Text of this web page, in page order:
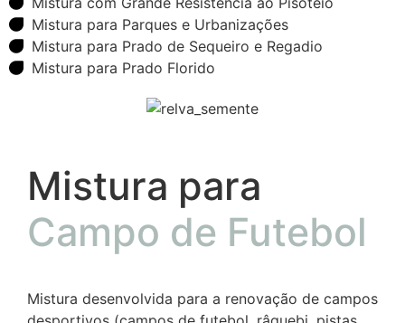
Mistura para Parques e Urbanizações
Mistura para Prado de Sequeiro e Regadio
Mistura para Prado Florido
Mistura para
Campo de Futebol
Mistura desenvolvida para a renovação de campos